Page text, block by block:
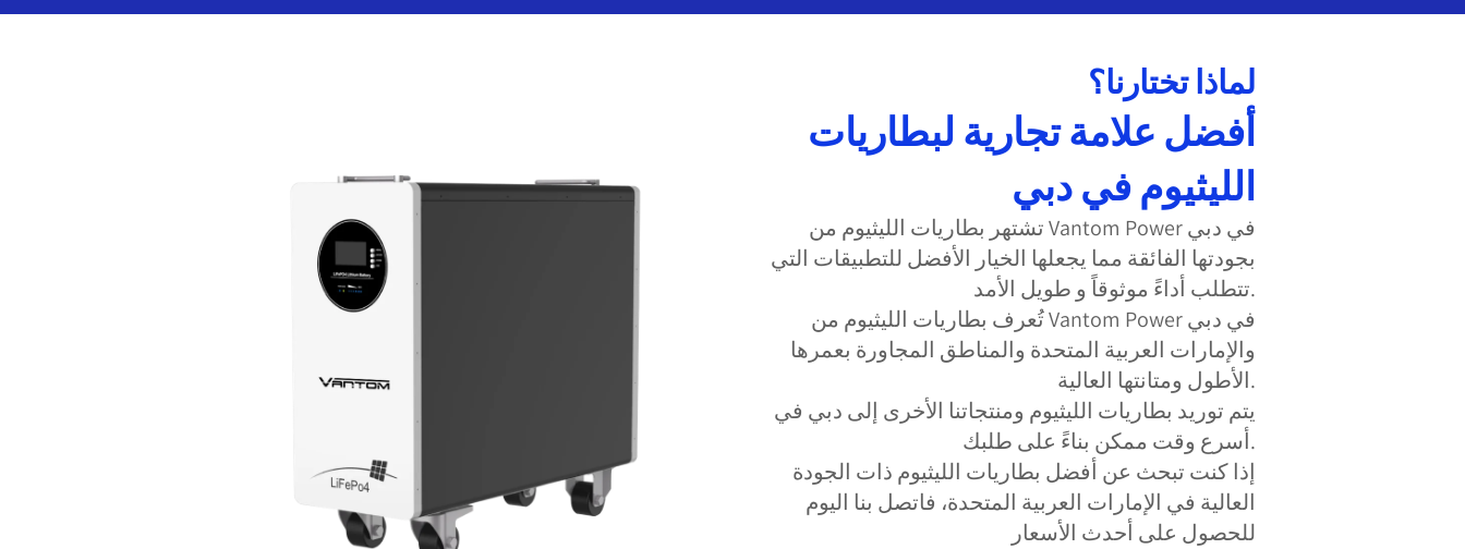
لماذا تختارنا؟
أفضل علامة تجارية لبطاريات
الليثيوم في دبي
تشتهر بطاريات الليثيوم من Vantom Power في دبي
بجودتها الفائقة مما يجعلها الخيار الأفضل للتطبيقات التي
تتطلب أداءً موثوقاً و طويل الأمد.
تُعرف بطاريات الليثيوم من Vantom Power في دبي
والإمارات العربية المتحدة والمناطق المجاورة بعمرها
الأطول ومتانتها العالية.
يتم توريد بطاريات الليثيوم ومنتجاتنا الأخرى إلى دبي في
أسرع وقت ممكن بناءً على طلبك.
إذا كنت تبحث عن أفضل بطاريات الليثيوم ذات الجودة
العالية في الإمارات العربية المتحدة، فاتصل بنا اليوم
للحصول على أحدث الأسعار